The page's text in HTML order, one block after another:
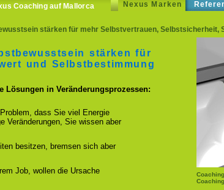
Coaching auf Mallorca Nexus Marken
stärken für mehr Selbstvertrauen, Selbstsicherheit,
Coaching
stärken für
und Selbstbestimmung
Lösungen in Veränderungsprozessen:
dass Sie viel Energie
Veränderungen, Sie wissen aber
besitzen, bremsen sich aber
Job, wollen die Ursache